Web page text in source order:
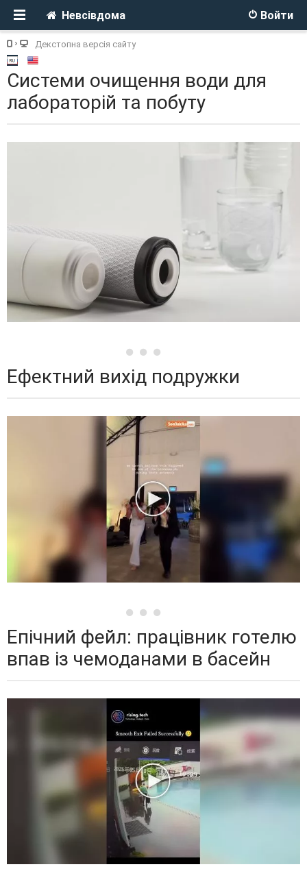
Войти
Невсівдома
Декстопна версія сайту
Системи очищення води для
лабораторій та побуту
Ефектний вихід подружки
Епічний фейл: працівник готелю
впав із чемоданами в басейн